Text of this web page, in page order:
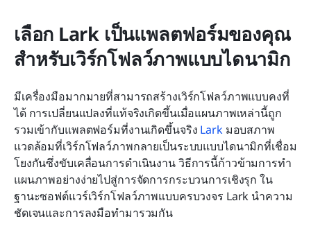
เลือก Lark เป็นแพลตฟอร์มของคุณ
สำหรับเวิร์กโฟลว์ภาพแบบไดนามิก
มีเครื่องมือมากมายที่สามารถสร้างเวิร์กโฟลว์ภาพแบบคงที่
ได้ การเปลี่ยนแปลงที่แท้จริงเกิดขึ้นเมื่อแผนภาพเหล่านี้ถูก
รวมเข้ากับแพลตฟอร์มที่งานเกิดขึ้นจริง Lark มอบสภาพ
แวดล้อมที่เวิร์กโฟลว์ภาพกลายเป็นระบบแบบไดนามิกที่เชื่อม
โยงกันซึ่งขับเคลื่อนการดำเนินงาน วิธีการนี้ก้าวข้ามการทำ
แผนภาพอย่างง่ายไปสู่การจัดการกระบวนการเชิงรุก ใน
ฐานะซอฟต์แวร์เวิร์กโฟลว์ภาพแบบครบวงจร Lark นำความ
ชัดเจนและการลงมือทำมารวมกัน